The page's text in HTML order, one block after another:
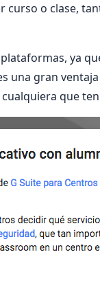
o clase,
ya
una gran
que